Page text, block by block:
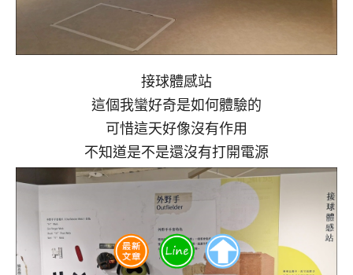
接球體感站
這個我蠻好奇是如何體驗的
可惜這天好像沒有作用
不知道是不是還沒有打開電源